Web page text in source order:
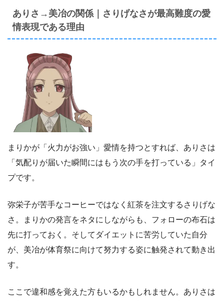
ありさ→美冶の関係｜さりげなさが最高難度の愛
情表現である理由
まりかが「火力がお強い」愛情を持つとすれば、ありさは
「気配りが届いた瞬間にはもう次の手を打っている」タイ
プです。
弥栄子が苦手なコーヒーではなく紅茶を注文するさりげな
さ。まりかの発言をネタにしながらも、フォローの布石は
先に打っておく。そしてダイエットに苦労していた自分
が、美冶が体育祭に向けて努力する姿に触発されて動き出
す。
ここで違和感を覚えた方もいるかもしれません。ありさは